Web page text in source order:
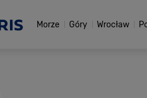
Morze Góry Wrocław